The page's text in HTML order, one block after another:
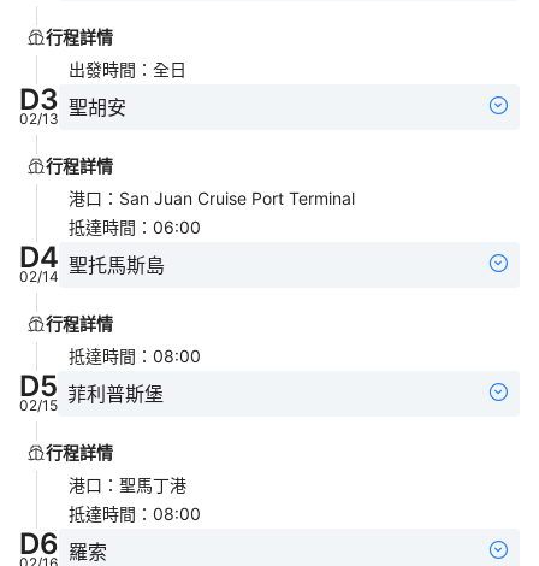
行程詳情
出發時間 ： 全日
D3
02/13 聖胡安
行程詳情
港口 ： San Juan Cruise Port Terminal
抵達時間 ： 06:00
D4
02/14 聖托馬斯島
行程詳情
抵達時間 ： 08:00
D5
02/15 菲利普斯堡
行程詳情
港口 ： 聖馬丁港
抵達時間 ： 08:00
D6 羅索